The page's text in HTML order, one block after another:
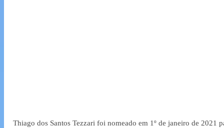
Thiago dos Santos Tezzari foi nomeado em 1º de janeiro de 2021